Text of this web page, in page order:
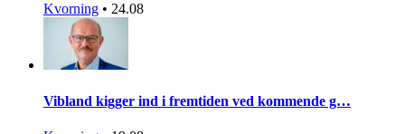
Kvorning • 24.08
Vibland kigger ind i fremtiden ved kommende g…